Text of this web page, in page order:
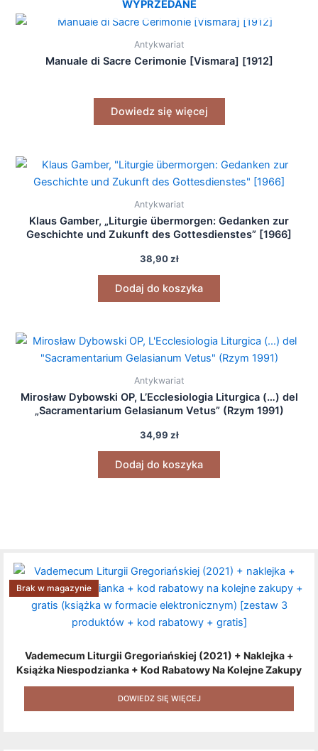
WYPRZEDANE
Antykwariat
Manuale di Sacre Cerimonie [Vismara] [1912]
Dowiedz się więcej
Antykwariat
Klaus Gamber, „Liturgie übermorgen: Gedanken zur
Geschichte und Zukunft des Gottesdienstes” [1966]
38,90zł
Dodaj do koszyka
Antykwariat
Mirosław Dybowski OP, L’Ecclesiologia Liturgica (…) del
„Sacramentarium Gelasianum Vetus” (Rzym 1991)
34,99 zł
Dodaj do koszyka
Vademecum Liturgii Gregoriańskiej (2021) + Naklejka +
Książka Niespodzianka + Kod Rabatowy Na Kolejne Zakupy
+ Gratis (książka W Formacie Elektronicznym) [zestaw 3
Produktów + Kod Rabatowy + Gratis]
Brak w magazynie
DOWIEDZ SIĘ WIĘCEJ